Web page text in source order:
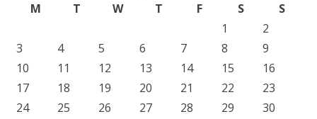
M
T W T F S
S
1
2
3
4 5 6 7 8
9
10
11 12 13 14 15
16
17
18 19 20 21 22
23
24
25 26 27 28 29
30